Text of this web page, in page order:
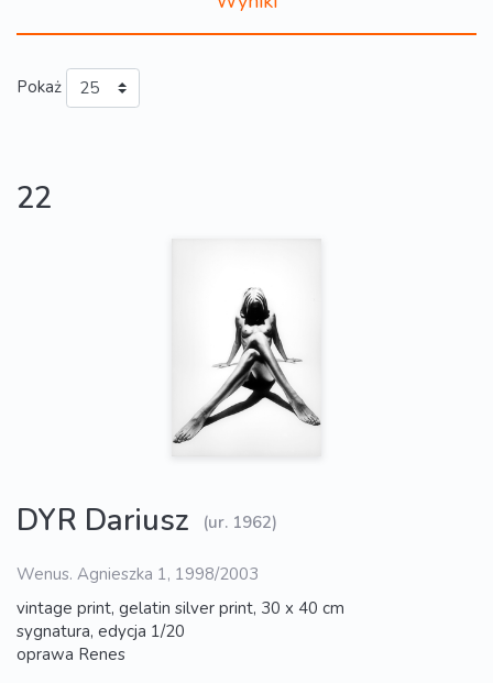
Pokaż
22
DYR Dariusz (ur. 1962)
Wenus. Agnieszka 1, 1998/2003
vintage print, gelatin silver print, 30 x 40 cm
sygnatura, edycja 1/20
oprawa Renes